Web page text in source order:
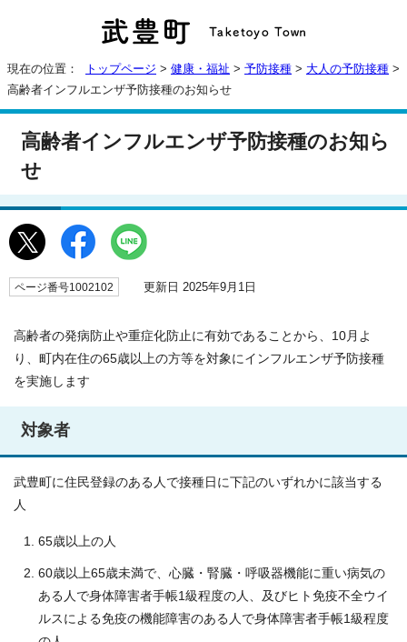
現在の位置： トップページ > 健康・福祉 > 予防接種 > 大人の予防接種 >
高齢者インフルエンザ予防接種のお知らせ
高齢者インフルエンザ予防接種のお知ら
せ
ページ番号1002102 更新日 2025年9月1日
高齢者の発病防止や重症化防止に有効であることから、10月よ
り、町内在住の65歳以上の方等を対象にインフルエンザ予防接種
を実施します
対象者
武豊町に住民登録のある人で接種日に下記のいずれかに該当する
人
65歳以上の人
60歳以上65歳未満で、心臓・腎臓・呼吸器機能に重い病気の
ある人で身体障害者手帳1級程度の人、及びヒト免疫不全ウイ
ルスによる免疫の機能障害のある人で身体障害者手帳1級程度